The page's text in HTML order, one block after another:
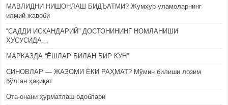
МАВЛИДНИ НИШОНЛАШ БИДЪАТМИ? Жумҳур уламоларнинг
илмий жавоби
“САДДИ ИСКАНДАРИЙ” ДОСТОНИНИНГ НОМЛАНИШИ
ХУСУСИДА…
МАРКАЗДА “ЁШЛАР БИЛАН БИР КУН”
СИНОВЛАР — ЖАЗОМИ ЁКИ РАҲМАТ? Мўмин билиши лозим
бўлган ҳақиқат
Ота-онани ҳурматлаш одоблари